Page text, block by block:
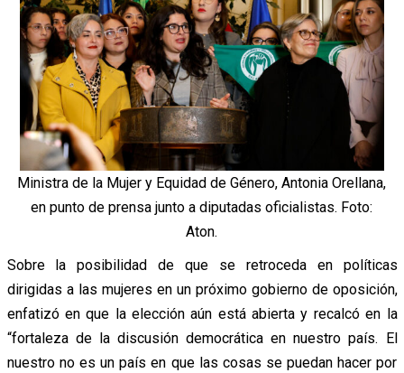
Ministra de la Mujer y Equidad de Género, Antonia Orellana,
en punto de prensa junto a diputadas oficialistas. Foto:
Aton.
Sobre la posibilidad de que se retroceda en políticas
dirigidas a las mujeres en un próximo gobierno de oposición,
enfatizó en que la elección aún está abierta y recalcó en la
“fortaleza de la discusión democrática en nuestro país. El
nuestro no es un país en que las cosas se puedan hacer por